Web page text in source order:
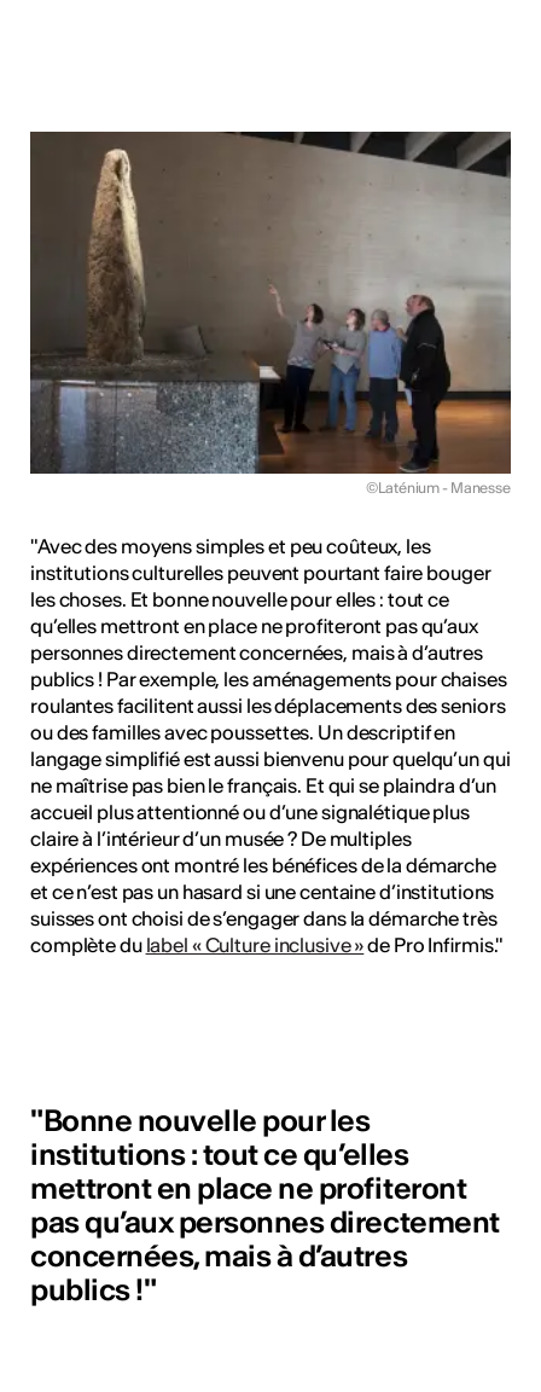
©Laténium - Manesse
"Avec des moyens simples et peu coûteux, les
institutions culturelles peuvent pourtant faire bouger
les choses. Et bonne nouvelle pour elles : tout ce
qu’elles mettront en place ne profiteront pas qu’aux
personnes directement concernées, mais à d’autres
publics ! Par exemple, les aménagements pour chaises
roulantes facilitent aussi les déplacements des seniors
ou des familles avec poussettes. Un descriptif en
langage simplifié est aussi bienvenu pour quelqu’un qui
ne maîtrise pas bien le français. Et qui se plaindra d’un
accueil plus attentionné ou d’une signalétique plus
claire à l’intérieur d’un musée ? De multiples
expériences ont montré les bénéfices de la démarche
et ce n’est pas un hasard si une centaine d’institutions
suisses ont choisi de s’engager dans la démarche très
complète du label « Culture inclusive »de Pro Infirmis."
"Bonne nouvelle pour les
institutions : tout ce qu’elles
mettront en place ne profiteront
pas qu’aux personnes directement
concernées, mais à d’autres
publics !"